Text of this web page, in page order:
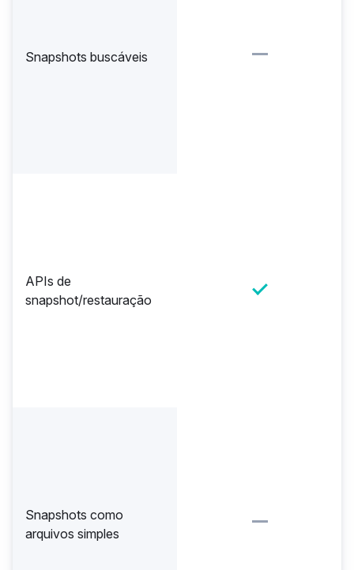
Snapshots buscáveis
APIs de
snapshot/restauração
Snapshots como
arquivos simples